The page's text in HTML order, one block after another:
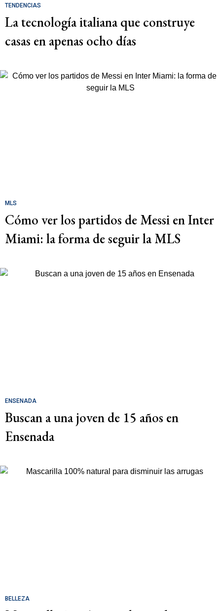
TENDENCIAS
La tecnología italiana que construye
casas en apenas ocho días
MLS
Cómo ver los partidos de Messi en Inter
Miami: la forma de seguir la MLS
ENSENADA
Buscan a una joven de 15 años en
Ensenada
BELLEZA